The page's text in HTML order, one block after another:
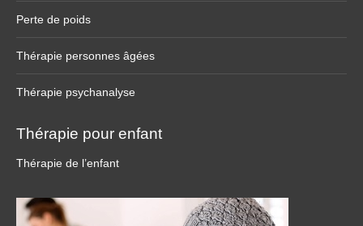
Perte de poids
Thérapie personnes âgées
Thérapie psychanalyse
Thérapie pour enfant
Thérapie de l’enfant